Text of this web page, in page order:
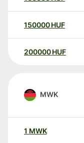
150000 HUF
200000 HUF
MWK
1 MWK